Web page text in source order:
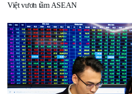
Việt vươn tầm ASEAN